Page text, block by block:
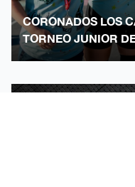
CORONADOS LOS
TORNEO JUNIOR